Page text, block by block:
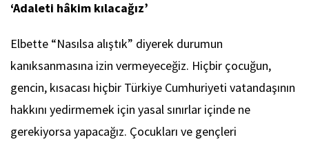
‘Adaleti hâkim kılacağız’
Elbette “Nasılsa alıştık” diyerek durumun
kanıksanmasına izin vermeyeceğiz. Hiçbir çocuğun,
gencin, kısacası hiçbir Türkiye Cumhuriyeti vatandaşının
hakkını yedirmemek için yasal sınırlar içinde ne
gerekiyorsa yapacağız. Çocukları ve gençleri